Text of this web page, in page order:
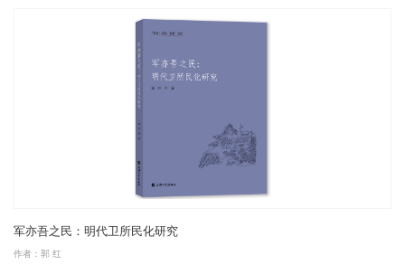
军亦吾之民：明代卫所民化研究
作者：郭 红